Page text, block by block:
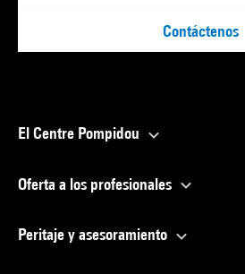
Contáctenos
El Centre Pompidou
Oferta a los profesionales
Peritaje y asesoramiento